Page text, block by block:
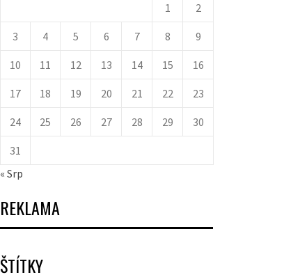
1
2
3 4 5 6 7 8 9
10 11 12 13 14 15 16
17 18 19 20 21 22 23
24 25 26 27 28 29 30
31
« Srp
REKLAMA
ŠTÍTKY